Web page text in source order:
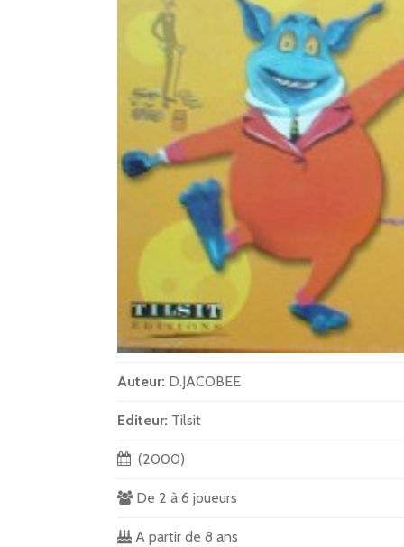
Auteur: D.JACOBEE
Editeur: Tilsit
(2000)
De 2 à 6 joueurs
A partir de 8 ans